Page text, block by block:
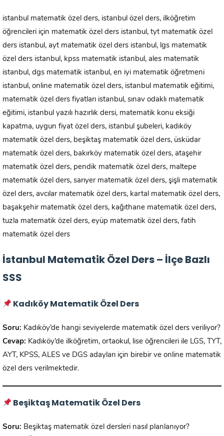
istanbul matematik özel ders, istanbul özel ders, ilköğretim
öğrencileri için matematik özel ders istanbul, tyt matematik özel
ders istanbul, ayt matematik özel ders istanbul, lgs matematik
özel ders istanbul, kpss matematik istanbul, ales matematik
istanbul, dgs matematik istanbul, en iyi matematik öğretmeni
istanbul, online matematik özel ders, istanbul matematik eğitimi,
matematik özel ders fiyatları istanbul, sınav odaklı matematik
eğitimi, istanbul yazılı hazırlık dersi, matematik konu eksiği
kapatma, uygun fiyat özel ders, istanbul şubeleri, kadıköy
matematik özel ders, beşiktaş matematik özel ders, üsküdar
matematik özel ders, bakırköy matematik özel ders, ataşehir
matematik özel ders, pendik matematik özel ders, maltepe
matematik özel ders, sarıyer matematik özel ders, şişli matematik
özel ders, avcılar matematik özel ders, kartal matematik özel ders,
başakşehir matematik özel ders, kağıthane matematik özel ders,
tuzla matematik özel ders, eyüp matematik özel ders, fatih
matematik özel ders
İstanbul Matematik Özel Ders – İlçe Bazlı
SSS
Kadıköy Matematik Özel Ders
Soru: Kadıköy’de hangi seviyelerde matematik özel ders veriliyor?
Cevap: Kadıköy’de ilköğretim, ortaokul, lise öğrencileri ile LGS, TYT,
AYT, KPSS, ALES ve DGS adayları için birebir ve online matematik
özel ders verilmektedir.
Beşiktaş Matematik Özel Ders
Soru: Beşiktaş matematik özel dersleri nasıl planlanıyor?